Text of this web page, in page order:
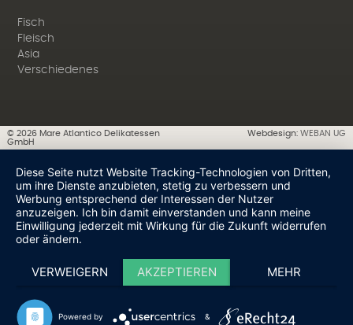
Fisch
Fleisch
Asia
Verschiedenes
© 2026Mare Atlantico Delikatessen
GmbH
Webdesign:WEBAN UG
Diese Seite nutzt Website Tracking-Technologien von Dritten,
um ihre Dienste anzubieten, stetig zu verbessern und
Werbung entsprechend der Interessen der Nutzer
anzuzeigen. Ich bin damit einverstanden und kann meine
Einwilligung jederzeit mit Wirkung für die Zukunft widerrufen
oder ändern.
VERWEIGERN AKZEPTIEREN MEHR
Powered by &